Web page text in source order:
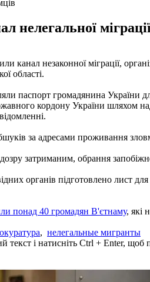
нелегальної
канал незаконної міграції,
області.
паспорт громадянина України
кордону України шляхом
за адресами проживання
затриманим, обрання
органів підготовлено лист
понад 40 громадян В'єтнаму, які
, нелегальные мигранты
текст і натисніть Ctrl + Enter, щоб